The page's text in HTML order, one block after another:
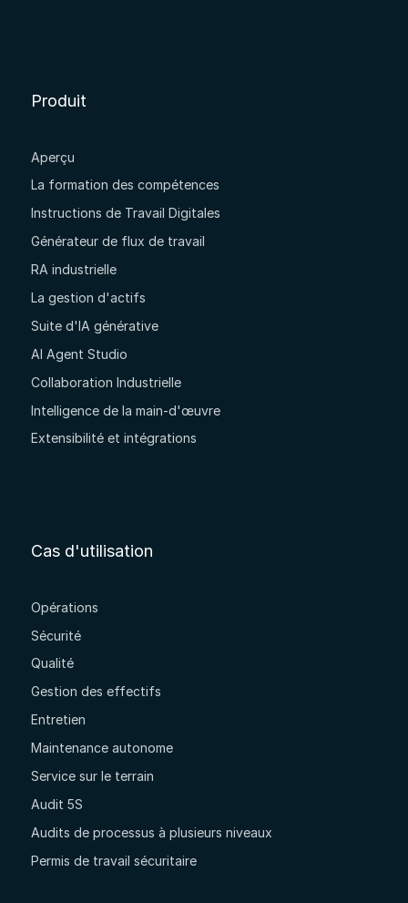
Produit
Aperçu
La formation des compétences
Instructions de Travail Digitales
Générateur de flux de travail
RA industrielle
La gestion d'actifs
Suite d'IA générative
AI Agent Studio
Collaboration Industrielle
Intelligence de la main-d'œuvre
Extensibilité et intégrations
Cas d'utilisation
Opérations
Sécurité
Qualité
Gestion des effectifs
Entretien
Maintenance autonome
Service sur le terrain
Audit 5S
Audits de processus à plusieurs niveaux
Permis de travail sécuritaire